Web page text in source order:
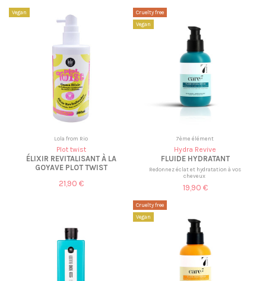
Vegan
Lola from Rio
Plot twist
ÉLIXIR REVITALISANT À LA
GOYAVE PLOT TWIST
21,90 €
Cruelty free
Vegan
7ème élément
Hydra Revive
FLUIDE HYDRATANT
Redonnez éclat et hydratation à vos
cheveux
19,90 €
Cruelty free
Vegan